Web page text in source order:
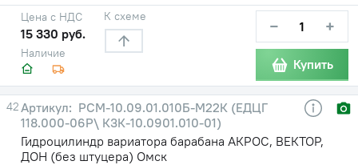
Наличие
Цена с НДС
15 330 руб.
К схеме − +
Купить
42
РСМ-10.09.01.010Б-М22К (ЕДЦГ
118.000-06Р\ К3К-10.0901.010-01)
Гидроцилиндр вариатора барабана АКРОС, ВЕКТОР,
ДОН (без штуцера) Омск